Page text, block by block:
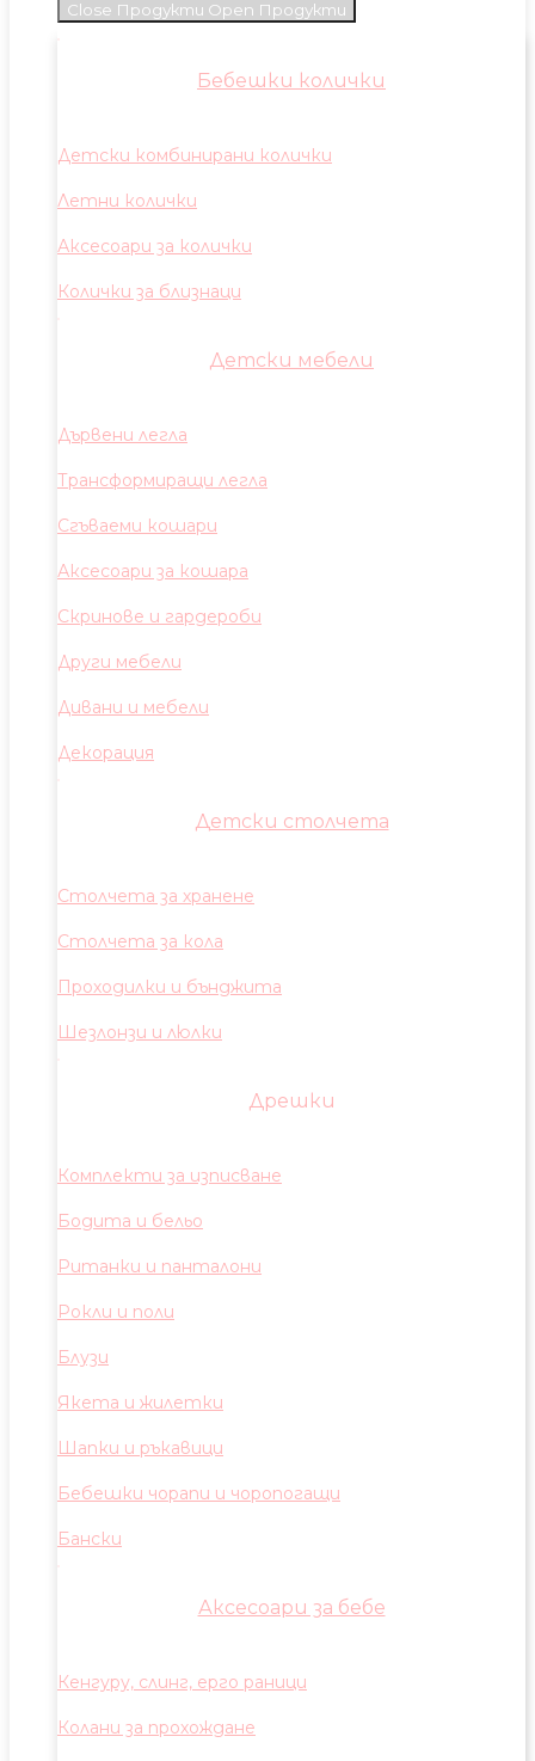
Close Продукти Open Продукти
Бебешки колички
Детски комбинирани колички
Летни колички
Аксесоари за колички
Колички за близнаци
Детски мебели
Дървени легла
Трансформиращи легла
Сгъваеми кошари
Аксесоари за кошара
Скринове и гардероби
Други мебели
Дивани и мебели
Декорация
Детски столчета
Столчета за хранене
Столчета за кола
Проходилки и бънджита
Шезлонзи и люлки
Дрешки
Комплекти за изписване
Бодита и бельо
Ританки и панталони
Рокли и поли
Блузи
Якета и жилетки
Шапки и ръкавици
Бебешки чорапи и чоропогащи
Бански
Аксесоари за бебе
Кенгуру, слинг, ерго раници
Колани за прохождане